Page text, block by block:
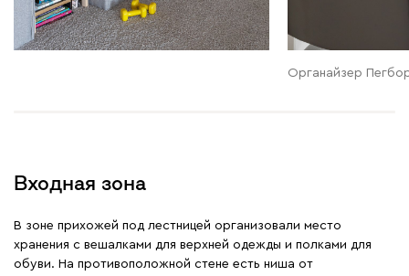
Органайзер
Входная зона
В зоне прихожей под лестницей организовали место
хранения с вешалками для верхней одежды и полками для
обуви. На противоположной стене есть ниша от